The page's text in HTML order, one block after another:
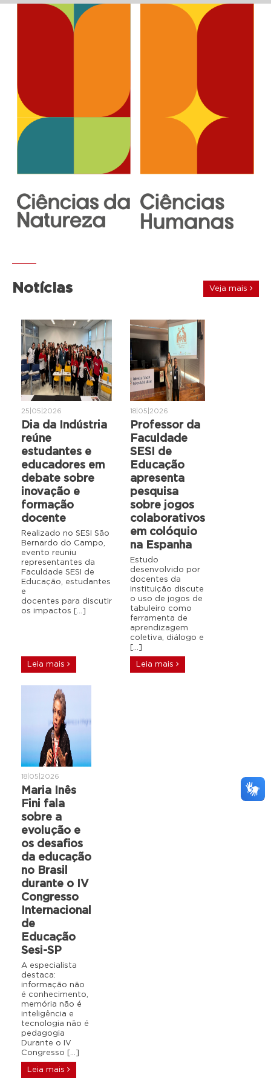
Notícias Veja mais
25|05|2026
Dia da Indústria
reúne
estudantes e
educadores em
debate sobre
inovação e
formação
docente
Realizado no SESI São
Bernardo do Campo,
evento reuniu
representantes da
Faculdade SESI de
Educação, estudantes
e
docentes para discutir
os impactos […]
Leia mais
18|05|2026
Professor da
Faculdade
SESI de
Educação
apresenta
pesquisa
sobre jogos
colaborativos
em colóquio
na Espanha
Estudo
desenvolvido por
docentes da
instituição discute
o uso de jogos de
tabuleiro como
ferramenta de
aprendizagem
coletiva, diálogo e
[…]
Leia mais
18|05|2026
Maria Inês
Fini fala
sobre a
evolução e
os desafios
da educação
no Brasil
durante o IV
Congresso
Internacional
de
Educação
Sesi-SP
A especialista
destaca:
informação não
é conhecimento,
memória não é
inteligência e
tecnologia não é
pedagogia
Durante o IV
Congresso […]
Leia mais